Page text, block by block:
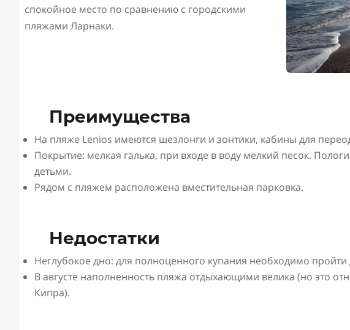
спокойное место по сравнению с городскими
пляжами Ларнаки.
Преимущества
На пляже Lenios имеются шезлонги и зонтики, кабины для
Покрытие: мелкая галька, при входе в воду мелкий песок.
детьми.
Рядом с пляжем расположена вместительная парковка.
Недостатки
Неглубокое дно: для полноценного купания необходимо
В августе наполненность пляжа отдыхающими велика (но это
Кипра).